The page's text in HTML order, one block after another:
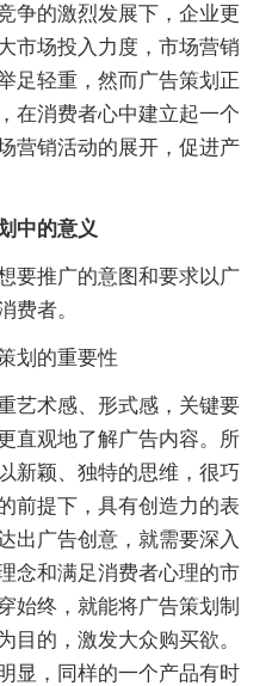
争的激烈发展下，企业更
市场投入力度，市场营销
足轻重，然而广告策划正
在消费者心中建立起一个
营销活动的展开，促进产
中的意义
推广的意图和要求以广
费者。
划的重要性
术感、形式感，关键要
直观地了解广告内容。所
新颖、独特的思维，很巧
前提下，具有创造力的表
出广告创意，就需要深入
念和满足消费者心理的市
始终，就能将广告策划制
目的，激发大众购买欲。
显，同样的一个产品有时